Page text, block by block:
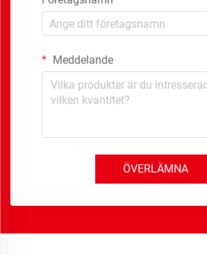
Meddelande
ÖVERLÄMNA